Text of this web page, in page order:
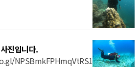
진입니다.
NPSBmkFPHmqVtRS19